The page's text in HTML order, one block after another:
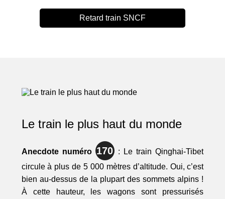
Retard train SNCF
Le train le plus haut du monde
Anecdote numéro 170: Le train Qinghai-Tibet
circule à plus de 5 000 mètres d’altitude. Oui, c’est
bien au-dessus de la plupart des sommets alpins !
À cette hauteur, les wagons sont pressurisés